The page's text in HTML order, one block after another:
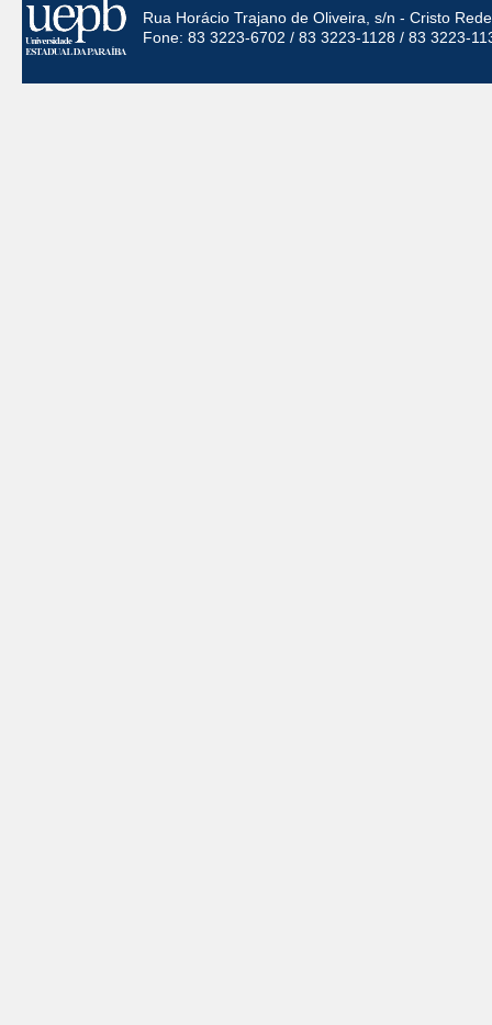
Rua Horácio Trajano de Oliveira, s/n - Cristo
Fone: 83 3223-6702 / 83 3223-1128 / 83 3223-